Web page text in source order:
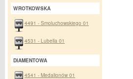
WROTKOWSKA
4491 - Smoluchowskiego 01
4531 - Lubella 01
DIAMENTOWA
4541 - Medalionów 01